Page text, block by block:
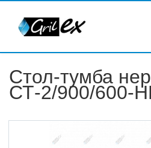
Стол-тумба
СТ-2/900/600-